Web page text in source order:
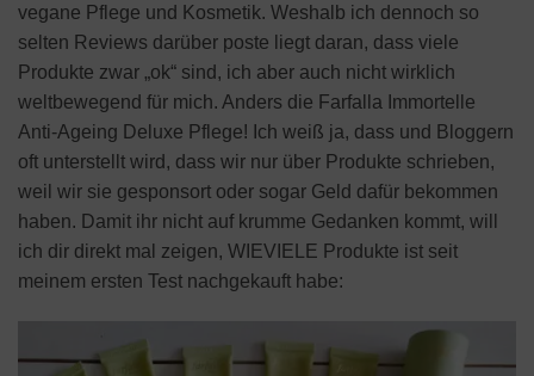
vegane Pflege und Kosmetik. Weshalb ich dennoch so
selten Reviews darüber poste liegt daran, dass viele
Produkte zwar „ok“ sind, ich aber auch nicht wirklich
weltbewegend für mich. Anders die Farfalla Immortelle
Anti-Ageing Deluxe Pflege! Ich weiß ja, dass und Bloggern
oft unterstellt wird, dass wir nur über Produkte schrieben,
weil wir sie gesponsort oder sogar Geld dafür bekommen
haben. Damit ihr nicht auf krumme Gedanken kommt, will
ich dir direkt mal zeigen, WIEVIELE Produkte ist seit
meinem ersten Test nachgekauft habe: